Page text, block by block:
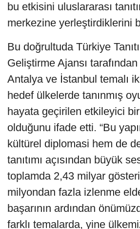
bu etkisini uluslararası
merkezine yerleştirdiklerini
Bu doğrultuda Türkiye
Geliştirme Ajansı
Antalya ve İstanbul temalı
hedef ülkelerde tanınmış
hayata geçirilen etkileyici bir
olduğunu ifade etti. “Bu
kültürel diplomasi hem de
tanıtımı açısından büyük
toplamda 2,43 milyar
milyondan fazla izlenme
başarının ardından
farklı temalarda, yine